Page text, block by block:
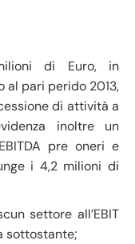
di Euro, in
al pari perido 2013,
di attività a
inoltre un
pre oneri e
i 4,2 milioni di
settore all’EBIT
sottostante;